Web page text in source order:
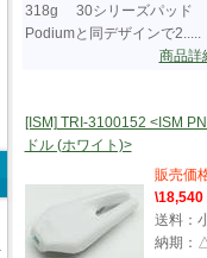
318g 30シリーズパッド
Podiumと同デザインで2.....
商品
[ISM] TRI-3100152 <ISM
ドル (ホワイト)>
販売価
\18,540
送料：
納期：